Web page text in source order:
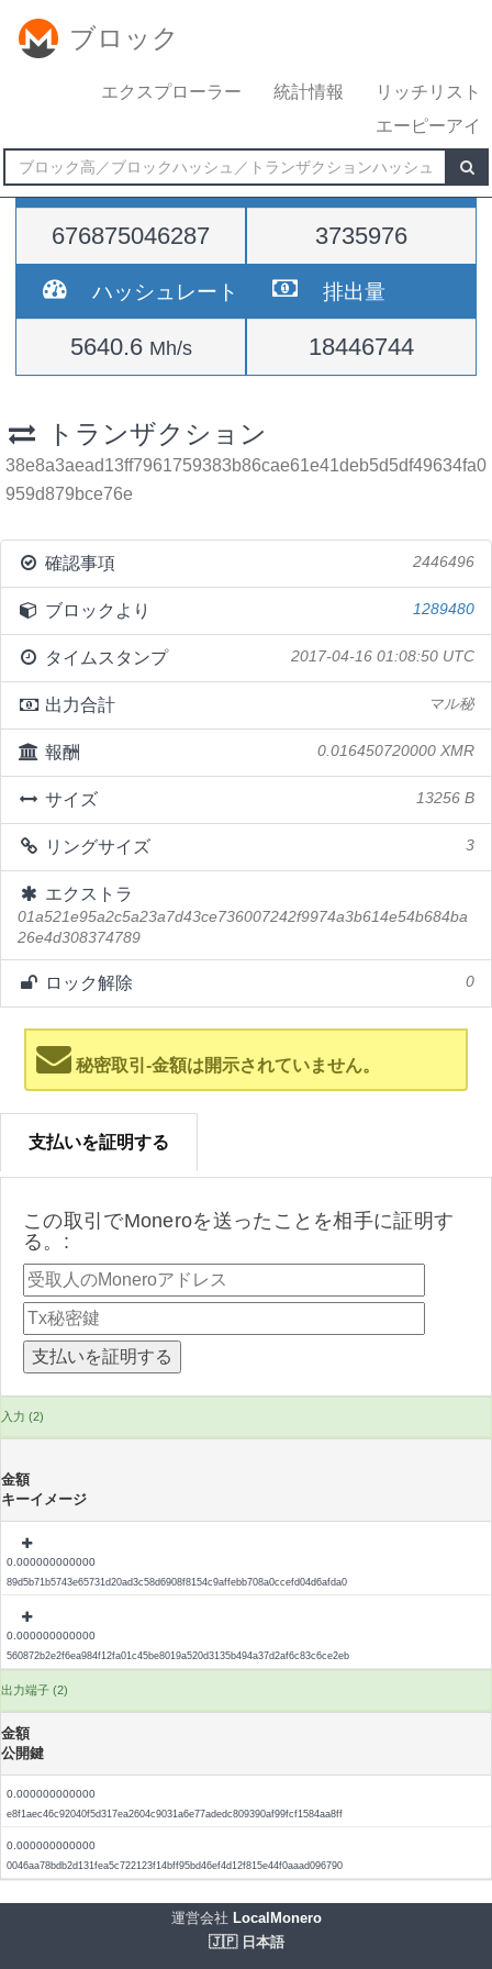
ブロック
エクスプローラー 統計情報
リッチリスト
エーピーアイ
難易度
676875046287
高さ
3735976
ハッシュレート
5640.6 Mh/s
排出量
18446744
トランザクション
38e8a3aead13ff7961759383b86cae61e41deb5d5df49634fa0
959d879bce76e
確認事項 2446496
ブロックより 1289480
タイムスタンプ 2017-04-16 01:08:50 UTC
出力合計 マル秘
報酬 0.016450720000 XMR
サイズ 13256 B
リングサイズ 3
エクストラ
01a521e95a2c5a23a7d43ce736007242f9974a3b614e54b684ba
26e4d308374789
ロック解除 0
秘密取引-金額は開示されていません。
支払いを証明する
この取引でMoneroを送ったことを相手に証明す
る。:
入力 (2)
金額
キーイメージ
0.000000000000
89d5b71b5743e65731d20ad3c58d6908f8154c9affebb708a0ccefd04d6afda0
0.000000000000
560872b2e2f6ea984f12fa01c45be8019a520d3135b494a37d2af6c83c6ce2eb
出力端子 (2)
金額
公開鍵
0.000000000000
e8f1aec46c92040f5d317ea2604c9031a6e77adedc809390af99fcf1584aa8ff
0.000000000000
0046aa78bdb2d131fea5c722123f14bff95bd46ef4d12f815e44f0aaad096790
運営会社 LocalMonero
🇯🇵 日本語